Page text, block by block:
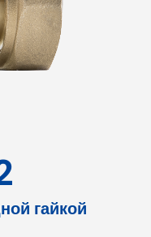
гайкой